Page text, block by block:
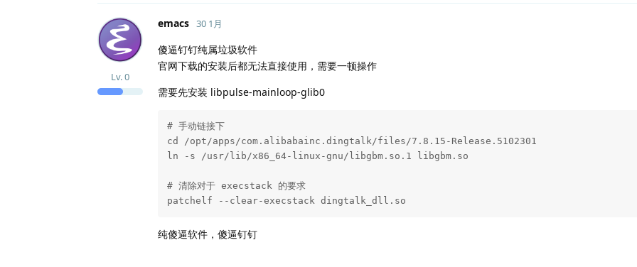
emacs
Lv.0
30 1月
傻逼钉钉纯属垃圾软件
官网下载的安装后都无法直接使用，需要一顿操作
需要先安装 libpulse-mainloop-glib0
# 手动链接下
cd /opt/apps/com.alibabainc.dingtalk/files/7.8.15-Release.5102301
ln -s /usr/lib/x86_64-linux-gnu/libgbm.so.1 libgbm.so
# 清除对于 execstack 的要求
patchelf --clear-execstack dingtalk_dll.so
纯傻逼软件，傻逼钉钉